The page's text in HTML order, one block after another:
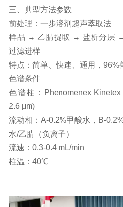
三、典型方法参数
前处理：一步溶剂超声萃取法
样品 → 乙腈提取 → 盐析分层
过滤进样
特点：简单、快速、通用，96%
色谱条件
色谱柱：Phenomenex Kinetex
2.6 μm)
流动相：A-0.2%甲酸水，B-
水/乙腈（负离子）
流速：0.3-0.4 mL/min
柱温：40℃